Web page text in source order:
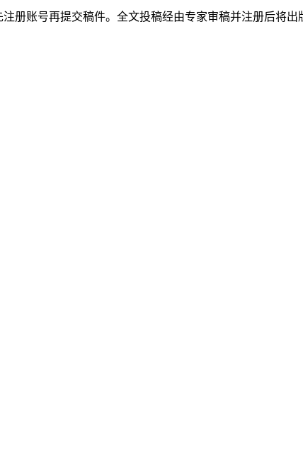
账号再提交稿件。全文投稿经由专家审稿并注册后将出